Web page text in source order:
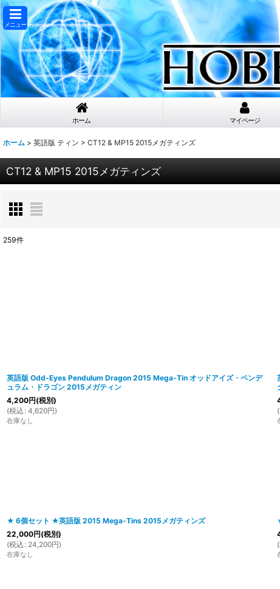
メニュー
ホーム マイページ
ホーム > 英語版 ティン > CT12 & MP15 2015メガティンズ
CT12 & MP15 2015メガティンズ
259件
英語版 Odd-Eyes Pendulum Dragon 2015 Mega-Tin オッドアイズ・ペンデ
ュラム・ドラゴン 2015メガティン
4,200円(税別)
(税込 : 4,620円)
在庫なし
(
★ 6個セット ★英語版 2015 Mega-Tins 2015メガティンズ
22,000円(税別)
(税込 : 24,200円)
在庫なし
(